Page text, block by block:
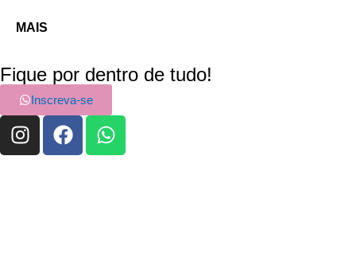
MAIS
Fique por dentro de tudo!
Inscreva-se